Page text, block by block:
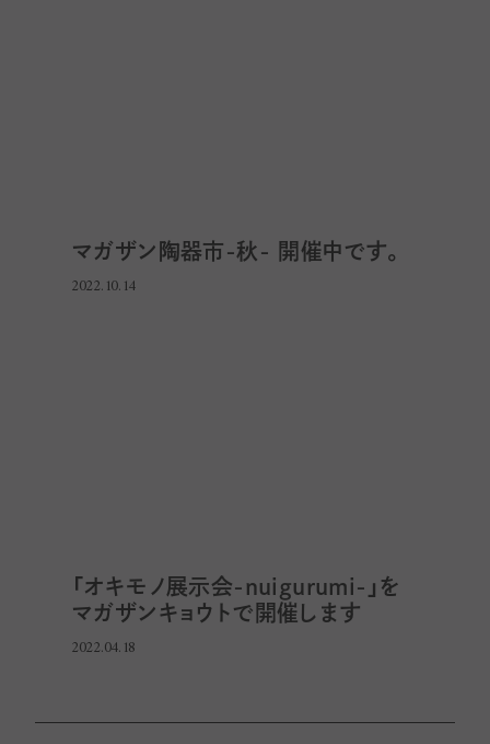
マガザン陶器市-秋- 開催中です。
2022.10.14
「オキモノ展示会-nuigurumi-」を
マガザンキョウトで開催します
2022.04.18